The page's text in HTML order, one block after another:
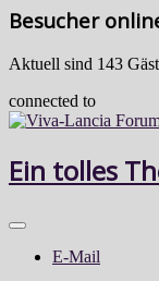
Besucher
Aktuell sind 143
connected to
Ein tolles
E-Mail